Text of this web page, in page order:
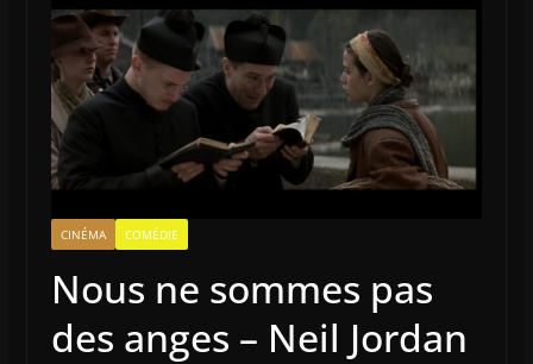
CINÉMA COMÉDIE
Nous ne sommes pas
des anges – Neil Jordan